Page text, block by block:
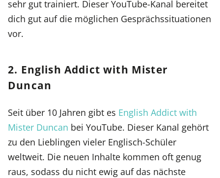
sehr gut trainiert. Dieser YouTube-Kanal bereitet
dich gut auf die möglichen Gesprächssituationen
vor.
2. English Addict with Mister
Duncan
Seit über 10 Jahren gibt es English Addict with
Mister Duncan bei YouTube. Dieser Kanal gehört
zu den Lieblingen vieler Englisch-Schüler
weltweit. Die neuen Inhalte kommen oft genug
raus, sodass du nicht ewig auf das nächste